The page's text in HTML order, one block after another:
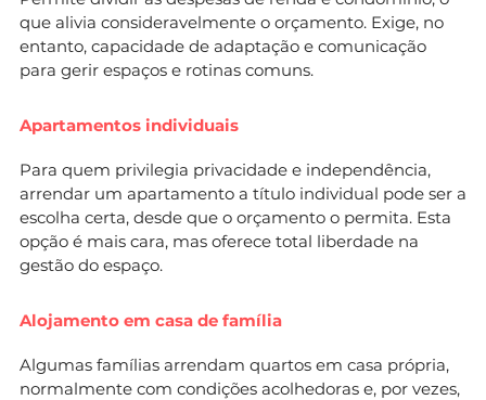
que alivia consideravelmente o orçamento. Exige, no
entanto, capacidade de adaptação e comunicação
para gerir espaços e rotinas comuns.
Apartamentos individuais
Para quem privilegia privacidade e independência,
arrendar um apartamento a título individual pode ser a
escolha certa, desde que o orçamento o permita. Esta
opção é mais cara, mas oferece total liberdade na
gestão do espaço.
Alojamento em casa de família
Algumas famílias arrendam quartos em casa própria,
normalmente com condições acolhedoras e, por vezes,